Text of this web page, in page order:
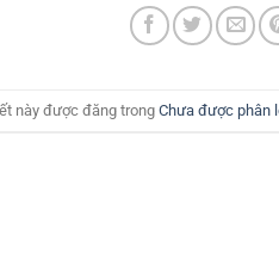
này được đăng trong Chưa được phân